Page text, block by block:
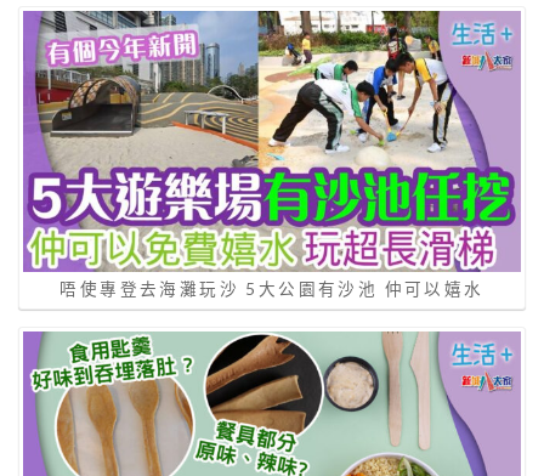
唔使專登去海灘玩沙 5大公園有沙池 仲可以嬉水